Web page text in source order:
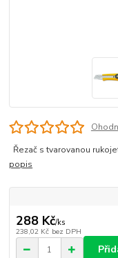
Řezač s tvarovanou
popis
288 Kč/ks
238,02 Kč bez DPH